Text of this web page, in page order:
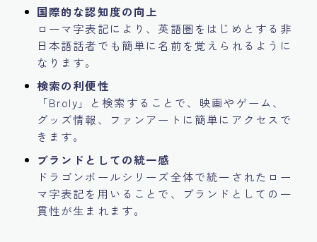
国際的な認知度の向上
ローマ字表記により、英語圏をはじめとする非
日本語話者でも簡単に名前を覚えられるように
なります。
検索の利便性
「Broly」と検索することで、映画やゲーム、
グッズ情報、ファンアートに簡単にアクセスで
きます。
ブランドとしての統一感
ドラゴンボールシリーズ全体で統一されたロー
マ字表記を用いることで、ブランドとしての一
貫性が生まれます。